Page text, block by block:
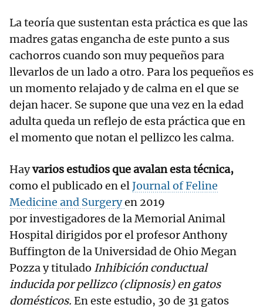
La teoría que sustentan esta práctica es que las
madres gatas engancha de este punto a sus
cachorros cuando son muy pequeños para
llevarlos de un lado a otro. Para los pequeños es
un momento relajado y de calma en el que se
dejan hacer. Se supone que una vez en la edad
adulta queda un reflejo de esta práctica que en
el momento que notan el pellizco les calma.
Hayvarios estudios que avalan esta técnica,
como el publicado en elJournal of Feline
Medicine and Surgeryen 2019
por investigadores de la Memorial Animal
Hospital dirigidos por el profesor Anthony
Buffington de la Universidad de Ohio Megan
Pozza y titulado Inhibición conductual
inducida por pellizco (clipnosis) en gatos
domésticos. En este estudio, 30 de 31 gatos